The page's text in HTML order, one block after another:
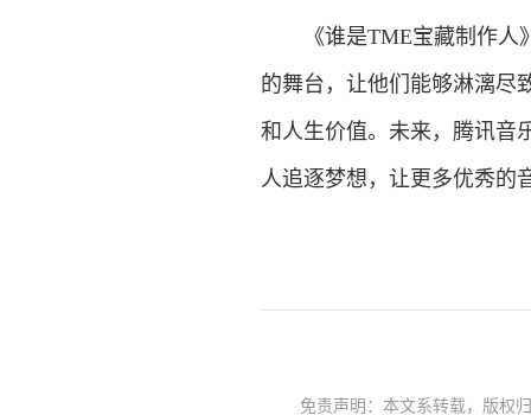
《谁是TME宝藏制作人》
的舞台，让他们能够淋漓尽
和人生价值。未来，腾讯音
人追逐梦想，让更多优秀的
免责声明：本文系转载，版权